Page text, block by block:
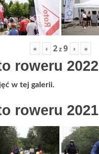
« ‹ 2z9 › »
roweru 2022
w tej galerii.
roweru 2021